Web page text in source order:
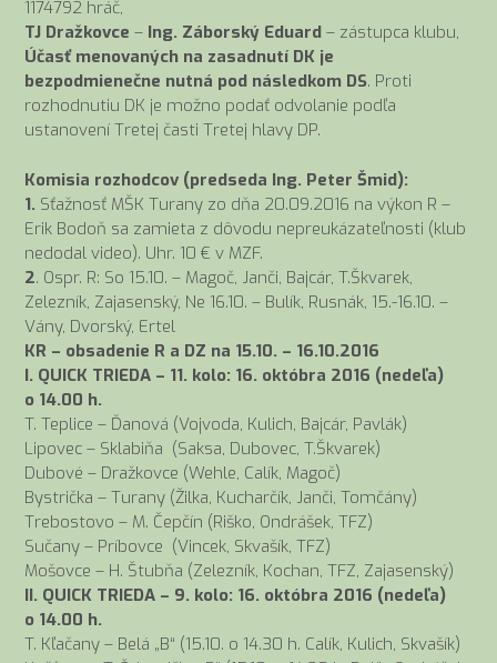
1174792 hráč,
TJ Dražkovce – Ing. Záborský Eduard – zástupca klubu,
Účasť menovaných na zasadnutí DK je
bezpodmienečne nutná pod následkom DS. Proti
rozhodnutiu DK je možno podať odvolanie podľa
ustanovení Tretej časti Tretej hlavy DP.
Komisia rozhodcov (predseda Ing. Peter Šmid):
1. Sťažnosť MŠK Turany zo dňa 20.09.2016 na výkon R –
Erik Bodoň sa zamieta z dôvodu nepreukázateľnosti (klub
nedodal video). Uhr. 10 € v MZF.
2. Ospr. R: So 15.10. – Magoč, Janči, Bajcár, T.Škvarek,
Zelezník, Zajasenský, Ne 16.10. – Bulík, Rusnák, 15.-16.10. –
Vány, Dvorský, Ertel
KR – obsadenie R a DZ na 15.10. – 16.10.2016
I. QUICK TRIEDA – 11. kolo: 16. októbra 2016 (nedeľa)
o 14.00 h.
T. Teplice – Ďanová (Vojvoda, Kulich, Bajcár, Pavlák)
Lipovec – Sklabiňa (Saksa, Dubovec, T.Škvarek)
Dubové – Dražkovce (Wehle, Calík, Magoč)
Bystrička – Turany (Žilka, Kucharčík, Janči, Tomčány)
Trebostovo – M. Čepčín (Riško, Ondrášek, TFZ)
Sučany – Príbovce (Vincek, Skvašík, TFZ)
Mošovce – H. Štubňa (Zelezník, Kochan, TFZ, Zajasenský)
II. QUICK TRIEDA – 9. kolo: 16. októbra 2016 (nedeľa)
o 14.00 h.
T. Kľačany – Belá „B“ (15.10. o 14.30 h. Calík, Kulich, Skvašík)